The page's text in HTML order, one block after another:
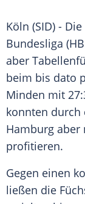
Köln (SID) -
Bundesliga
aber
beim bis dato
Minden mit
konnten durch
Hamburg
profitieren.
Gegen einen
ließen die